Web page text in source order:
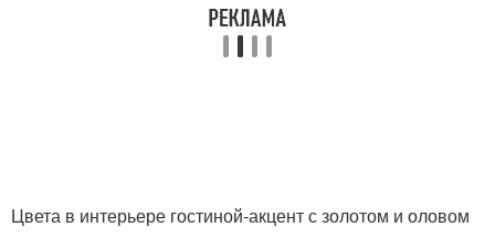
Цвета в интерьере гостиной-акцент с золотом и оловом